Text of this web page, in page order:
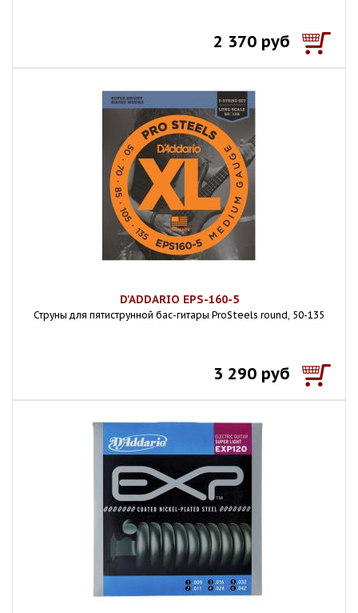
2 370 руб
D'ADDARIO EPS-160-5
Струны для пятиструнной бас-гитары ProSteels round, 50-135
3 290 руб